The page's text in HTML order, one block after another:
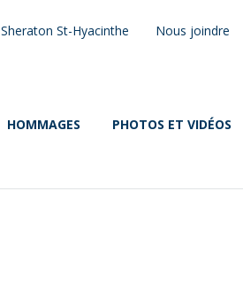
Sheraton St-Hyacinthe Nous joindre
HOMMAGES PHOTOS ET VIDÉOS